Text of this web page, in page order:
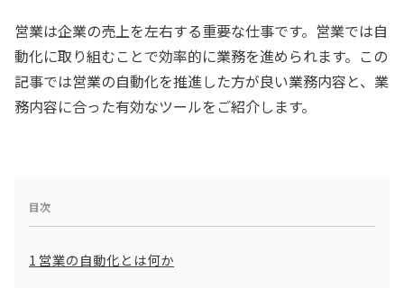
営業は企業の売上を左右する重要な仕事です。営業では自
動化に取り組むことで効率的に業務を進められます。この
記事では営業の自動化を推進した方が良い業務内容と、業
務内容に合った有効なツールをご紹介します。
目次
1 営業の自動化とは何か